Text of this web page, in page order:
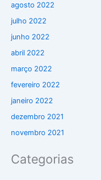
agosto 2022
julho 2022
junho 2022
abril 2022
março 2022
fevereiro 2022
janeiro 2022
dezembro 2021
novembro 2021
Categorias